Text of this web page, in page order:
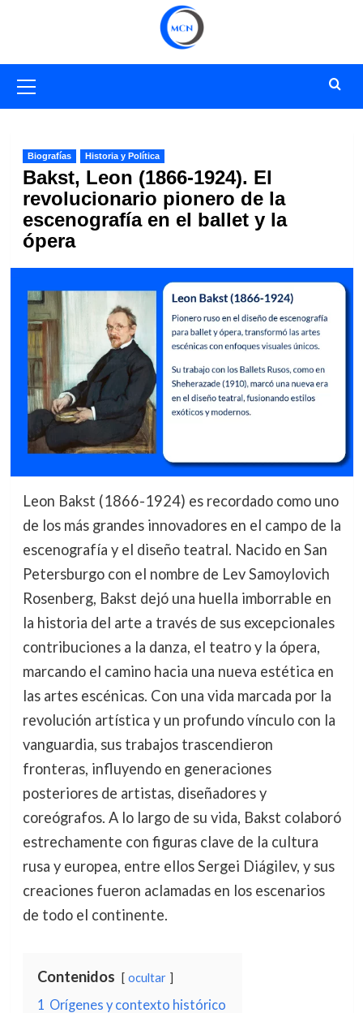
primario
Biografías Historia y Política
Bakst, Leon (1866-1924). El
revolucionario pionero de la
escenografía en el ballet y la
ópera
Leon Bakst (1866-1924) es recordado como uno
de los más grandes innovadores en el campo de la
escenografía y el diseño teatral. Nacido en San
Petersburgo con el nombre de Lev Samoylovich
Rosenberg, Bakst dejó una huella imborrable en
la historia del arte a través de sus excepcionales
contribuciones a la danza, el teatro y la ópera,
marcando el camino hacia una nueva estética en
las artes escénicas. Con una vida marcada por la
revolución artística y un profundo vínculo con la
vanguardia, sus trabajos trascendieron
fronteras, influyendo en generaciones
posteriores de artistas, diseñadores y
coreógrafos. A lo largo de su vida, Bakst colaboró
estrechamente con figuras clave de la cultura
rusa y europea, entre ellos Sergei Diágilev, y sus
creaciones fueron aclamadas en los escenarios
de todo el continente.
Contenidos ocultar
1 Orígenes y contexto histórico